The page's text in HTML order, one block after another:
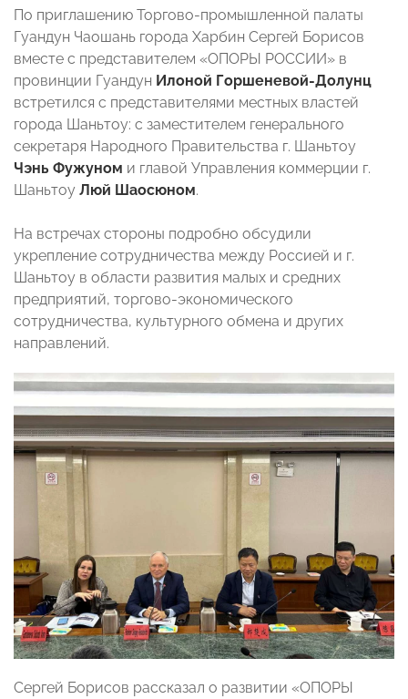
По приглашению Торгово-промышленной палаты
Гуандун Чаошань города Харбин Сергей Борисов
вместе с представителем «ОПОРЫ РОССИИ» в
провинции Гуандун Илоной Горшеневой-Долунц
встретился с представителями местных властей
города Шаньтоу: с заместителем генерального
секретаря Народного Правительства г. Шаньтоу
Чэнь Фужуном и главой Управления коммерции г.
Шаньтоу Люй Шаосюном.
На встречах стороны подробно обсудили
укрепление сотрудничества между Россией и г.
Шаньтоу в области развития малых и средних
предприятий, торгово-экономического
сотрудничества, культурного обмена и других
направлений.
Сергей Борисов рассказал о развитии «ОПОРЫ